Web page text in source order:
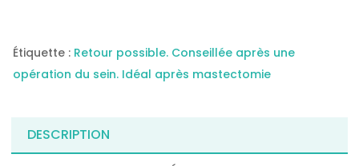
Sans
Armatures-
AMOENA
Étiquette : Retour possible. Conseillée après une
opération du sein. Idéal après mastectomie
DESCRIPTION